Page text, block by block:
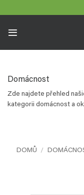
na
Domácnost
Zde najdete přehled
kategorii domácnost a
DOMŮ /